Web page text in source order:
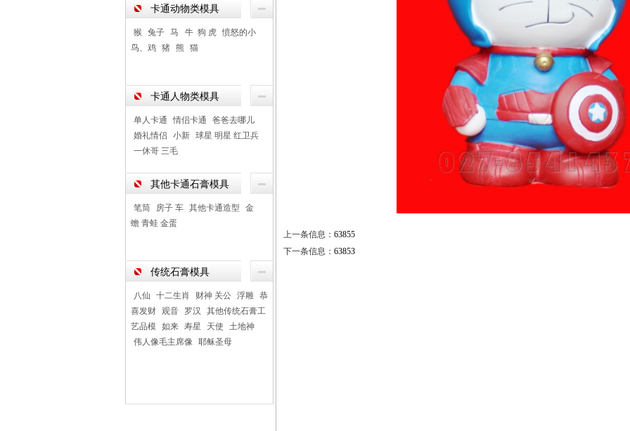
卡通动物类模具
猴 兔子 马 牛 狗 虎
愤怒的小
鸟、鸡
猪 熊 猫
卡通人物类模具
单人卡通 情侣卡通
爸爸去哪儿
婚礼情侣
小新
球星 明星 红卫兵
一休哥 三毛
其他卡通石膏模具
笔筒 房子 车 其他卡通造型
金
蟾 青蛙 金蛋
传统石膏模具
八仙 十二生肖 财神 关公 浮雕
恭
喜发财
观音 罗汉
其他传统石膏工
艺品模
如来 寿星 天使
土地神
伟人像毛主席像
耶稣圣母
上一条信息： 63855
下一条信息： 63853